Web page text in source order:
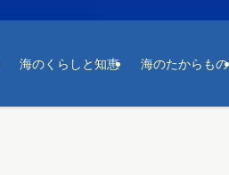
海のくらしと知恵 海のたからもの